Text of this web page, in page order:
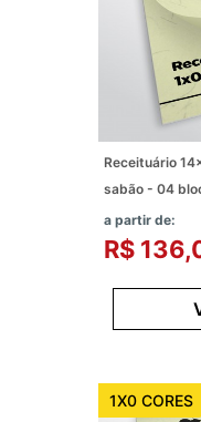
Receituário
sabão - 04
a partir de:
R$
1X0 CORES